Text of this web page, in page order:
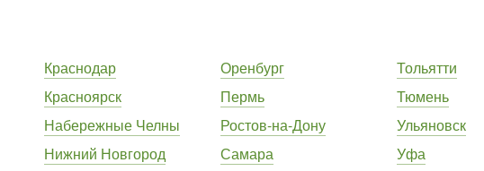
Краснодар
Красноярск
Набережные Челны
Нижний Новгород
Оренбург
Пермь
Ростов-на-Дону
Самара
Тольятти
Тюмень
Ульяновск
Уфа